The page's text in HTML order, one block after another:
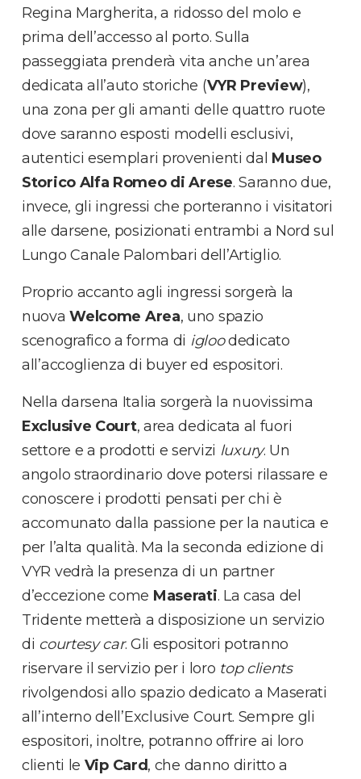
Regina Margherita, a ridosso del molo e
prima dell’accesso al porto. Sulla
passeggiata prenderà vita anche un’area
dedicata all’auto storiche (VYR Preview),
una zona per gli amanti delle quattro ruote
dove saranno esposti modelli esclusivi,
autentici esemplari provenienti dal Museo
Storico Alfa Romeo di Arese. Saranno due,
invece, gli ingressi che porteranno i visitatori
alle darsene, posizionati entrambi a Nord sul
Lungo Canale Palombari dell’Artiglio.
Proprio accanto agli ingressi sorgerà la
nuovaWelcome Area, uno spazio
scenografico a forma di igloodedicato
all’accoglienza di buyer ed espositori.
Nella darsena Italia sorgerà la nuovissima
Exclusive Court, area dedicata al fuori
settore e a prodotti e servizi luxury. Un
angolo straordinario dove potersi rilassare e
conoscere i prodotti pensati per chi è
accomunato dalla passione per la nautica e
per l’alta qualità. Ma la seconda edizione di
VYR vedrà la presenza di un partner
d’eccezione come Maserati. La casa del
Tridente metterà a disposizione un servizio
di courtesy car. Gli espositori potranno
riservare il servizio per i loro top clients
rivolgendosi allo spazio dedicato a Maserati
all’interno dell’Exclusive Court. Sempre gli
espositori, inoltre, potranno offrire ai loro
clienti le Vip Card, che danno diritto a